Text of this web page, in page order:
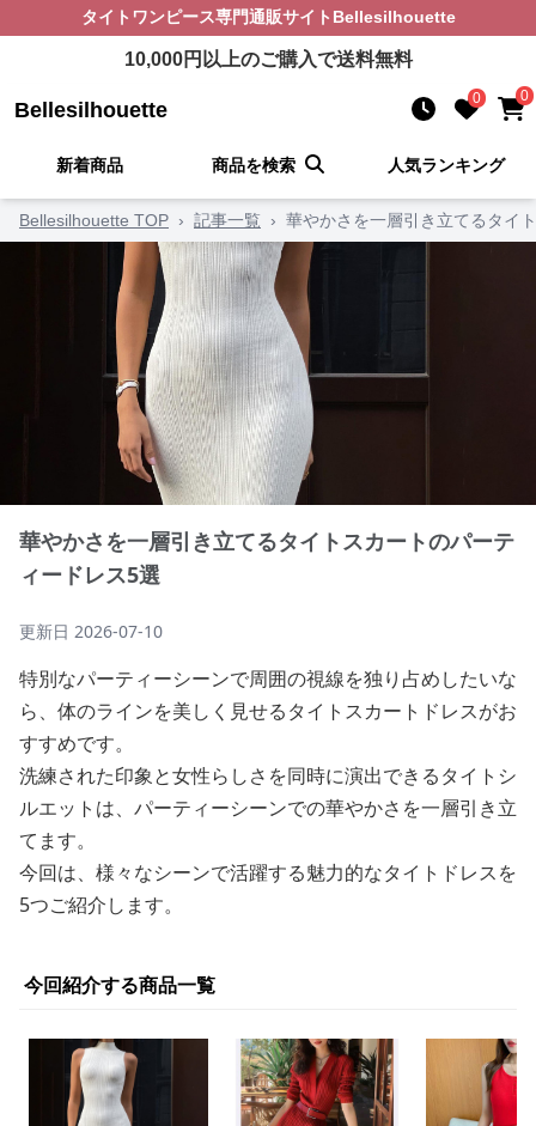
タイトワンピース専門通販サイト Bellesilhouette
10,000円以上のご購入で送料無料
Bellesilhouette 0 0
新着商品 商品を検索 人気ランキング
Bellesilhouette TOP › 記事一覧 › 華やかさを一層引き立てるタイ
華やかさを一層引き立てるタイトスカートのパーテ
ィードレス5選
更新日 2026-07-10
特別なパーティーシーンで周囲の視線を独り占めしたいな
ら、体のラインを美しく見せるタイトスカートドレスがお
すすめです。
洗練された印象と女性らしさを同時に演出できるタイトシ
ルエットは、パーティーシーンでの華やかさを一層引き立
てます。
今回は、様々なシーンで活躍する魅力的なタイトドレスを
5つご紹介します。
今回紹介する商品一覧